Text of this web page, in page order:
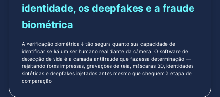
identidade, os deepfakes e a fraude
biométrica
A verificação biométrica é tão segura quanto sua capacidade de
identificar se há um ser humano real diante da câmera. O software de
detecção de vida é a camada antifraude que faz essa determinação —
rejeitando fotos impressas, gravações de tela, máscaras 3D, identidades
sintéticas e deepfakes injetados antes mesmo que cheguem à etapa de
comparação